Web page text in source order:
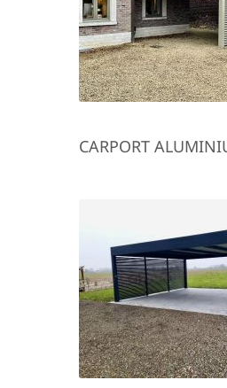
CARPORT